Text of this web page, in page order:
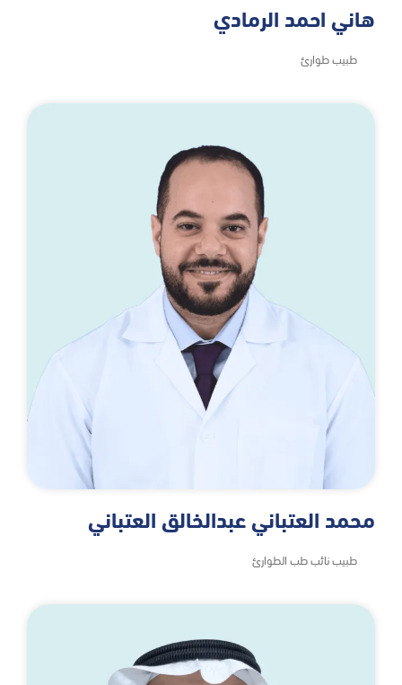
هاني احمد الرمادي
طبيب طوارئ
محمد العتباني عبدالخالق العتباني
طبيب نائب طب الطوارئ